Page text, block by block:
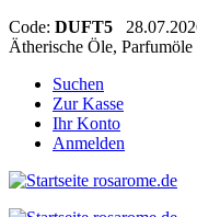
Code: DUFT5
Ätherische Öle, Parfumöle
Suchen
Zur Kasse
Ihr Konto
Anmelden